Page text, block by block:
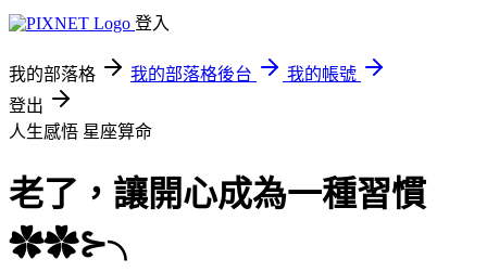
登入
我的部落格 我的部落格後台
我的帳號
登出
人生感悟 星座算命
老了，讓開心成為一種習慣
✿✿⊱╮